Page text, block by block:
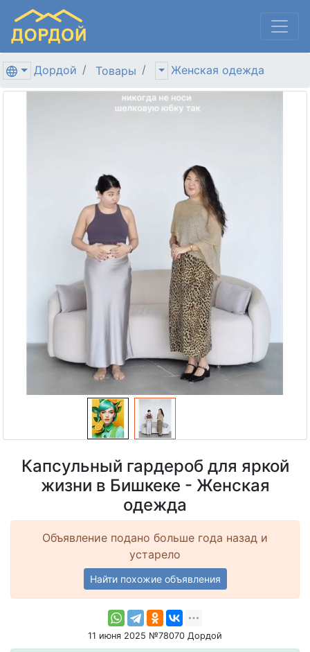
Дордой Товары Женская одежда
Капсульный гардероб для яркой
жизни в Бишкеке - Женская
одежда
Объявление подано больше года назад и
устарело
Найти похожие объявления
11 июня 2025 №78070 Дордой